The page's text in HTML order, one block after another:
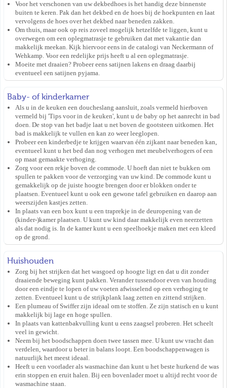
Voor het verschonen van uw dekbedhoes is het handig deze binnenste
buiten te keren. Pak dan het dekbed en de hoes bij de hoekpunten en laat
vervolgens de hoes over het dekbed naar beneden zakken.
Om thuis, maar ook op reis zoveel mogelijk hetzelfde te liggen, kunt u
overwegen om een oplegmatrasje te gebruiken dat met vakantie dan
makkelijk meekan. Kijk hiervoor eens in de catalogi van Neckermann of
Wehkamp. Voor een redelijke prijs heeft u al een oplegmatrasje.
Moeite met draaien? Probeer eens satijnen lakens en draag daarbij
eventueel een satijnen pyjama.
Baby- of kinderkamer
Als u in de keuken een doucheslang aansluit, zoals vermeld hierboven
vermeld bij 'Tips voor in de keuken', kunt u de baby op het aanrecht in bad
doen. De stop van het badje laat u net boven de gootsteen uitkomen. Het
bad is makkelijk te vullen en kan zo weer leeglopen.
Probeer een kinderbedje te krijgen waarvan één zijkant naar beneden kan,
eventueel kunt u het bed dan nog verhogen met meubelverhogers of een
op maat gemaakte verhoging.
Zorg voor een rekje boven de commode. U hoeft dan niet te bukken om
spullen te pakken voor de verzorging van uw kind. De commode kunt u
gemakkelijk op de juiste hoogte brengen door er blokken onder te
plaatsen. Eventueel kunt u ook een gewone tafel gebruiken en daarop aan
weerszijden kastjes zetten.
In plaats van een box kunt u een traprekje in de deuropening van de
(kinder-)kamer plaatsen. U kunt uw kind daar makkelijk even neerzetten
als dat nodig is. In de kamer kunt u een speelhoekje maken met een kleed
op de grond.
Huishouden
Zorg bij het strijken dat het wasgoed op hoogte ligt en dat u dit zonder
draaiende beweging kunt pakken. Verander tussendoor even van houding
door een eindje te lopen of uw voeten afwisselend op een verhoging te
zetten. Eventueel kunt u de strijkplank laag zetten en zittend strijken.
Een plumeau of Swiffer zijn ideaal om te stoffen. Ze zijn statisch en u kunt
makkelijk bij lage en hoge spullen.
In plaats van kattenbakvulling kunt u eens zaagsel proberen. Het scheelt
veel in gewicht.
Neem bij het boodschappen doen twee tassen mee. U kunt uw vracht dan
verdelen, waardoor u beter in balans loopt. Een boodschappenwagen is
natuurlijk het meest ideaal.
Heeft u een voorlader als wasmachine dan kunt u het beste hurkend de was
erin stoppen en eruit halen. Bij een bovenlader moet u altijd recht voor de
wasmachine staan.